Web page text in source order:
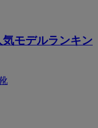
気モデルランキン